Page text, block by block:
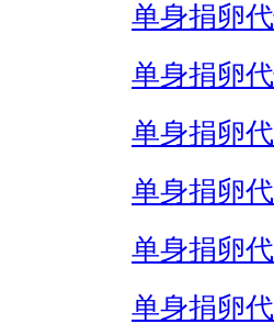
单身捐卵
单身捐卵
单身捐卵
单身捐卵
单身捐卵
单身捐卵